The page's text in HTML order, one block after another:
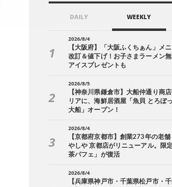
DAILY WEEKLY
2026/8/4
【大阪府】「大阪ふくちぁん」メ
改訂＆値下げ！お子さまラーメン
アイスプレゼントも
2026/8/5
【神奈川県鎌倉市】大船仲通り商
リアに、海鮮居酒屋「魚貝 とろぼ
大船」オープン！
2026/8/4
【京都府京都市】創業273年の老舗
やしや 京都店がリニューアル。限定
茶パフェ」が復活
2026/8/4
【兵庫県神戸市・千葉県松戸市・